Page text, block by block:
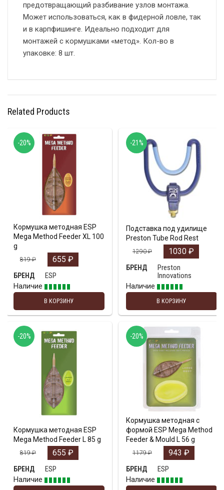
предотвращающий разбивание узлов монтажа.
Может использоваться, как в фидерной ловле, так
и в карпфишинге. Идеально подходит для
монтажей с кормушками «метод». Кол-во в
упаковке: 8 шт.
Related Products
Кормушка методная ESP
Mega Method Feeder XL 100
g
819₽ 655 ₽
БРЕНД
ESP
Наличие
В КОРЗИНУ
-20%
Подставка под удилище
Preston Tube Rod Rest
1290₽ 1030 ₽
БРЕНД
Preston
Innovations
Наличие
В КОРЗИНУ
-21%
Кормушка методная ESP
Mega Method Feeder L 85 g
819₽ 655 ₽
БРЕНД
ESP
Наличие
-20%
Кормушка методная с
формой ESP Mega Method
Feeder & Mould L 56 g
1179₽ 943 ₽
БРЕНД
ESP
Наличие
-20%